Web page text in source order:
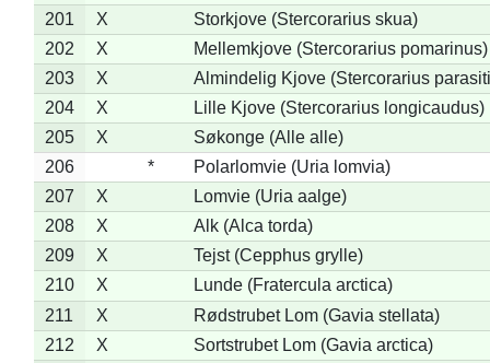
201
X
Storkjove (Stercorarius skua)
202
X
Mellemkjove (Stercorarius pomarinus)
203
X
Almindelig Kjove (Stercorarius
204
X
Lille Kjove (Stercorarius longicaudus)
205
X
Søkonge (Alle alle)
206
*
Polarlomvie (Uria lomvia)
207
X
Lomvie (Uria aalge)
208
X
Alk (Alca torda)
209
X
Tejst (Cepphus grylle)
210
X
Lunde (Fratercula arctica)
211
X
Rødstrubet Lom (Gavia stellata)
212
X
Sortstrubet Lom (Gavia arctica)